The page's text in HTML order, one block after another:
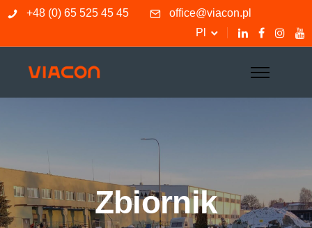
+48 (0) 65 525 45 45
office@viacon.pl
Pl
Zbiornik